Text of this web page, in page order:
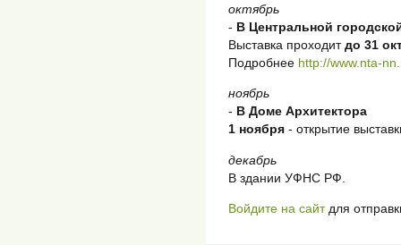
октябрь
- В Центральной
Выставка проходитдо 31
Подробнее http://www.nta-
ноябрь
- В Доме Архитектора
1 ноября - открытие
декабрь
В здании УФНС РФ.
Войдите на сайтдля